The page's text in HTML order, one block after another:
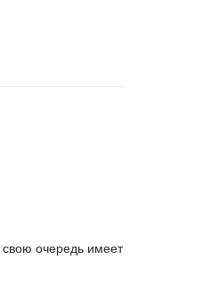
свою очередь имеет